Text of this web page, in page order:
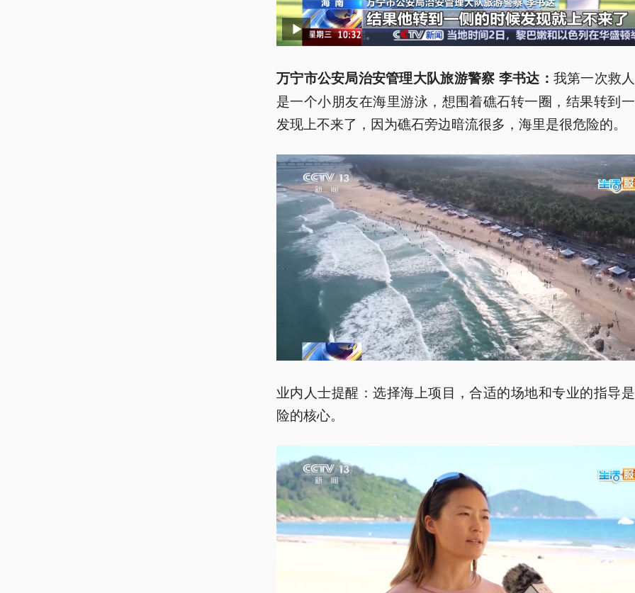
万宁市公安局治安管理大队旅游警察 李书达： 我第一次救
是一个小朋友在海里游泳，想围着礁石转一圈，结果转到
发现上不来了，因为礁石旁边暗流很多，海里是很危险的。
业内人士提醒：选择海上项目，合适的场地和专业的指导
险的核心。